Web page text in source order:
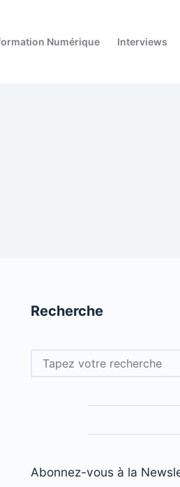
Numérique Interviews
Recherche
Rechercher
Abonnez-vous à la